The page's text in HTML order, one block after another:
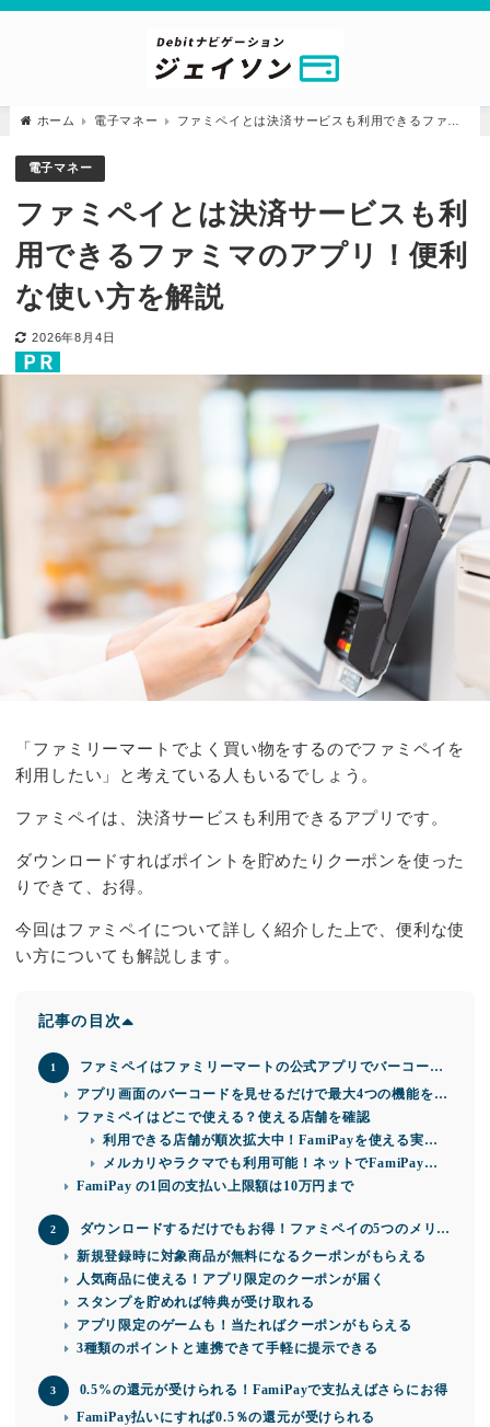
ホーム 電子マネー
ファミペイとは決済サービスも利用できるファミ
電子マネー
ファミペイとは決済サービスも利
用できるファミマのアプリ！便利
な使い方を解説
2026年8月4日
「ファミリーマートでよく買い物をするのでファミペイを
利用したい」と考えている人もいるでしょう。
ファミペイは、決済サービスも利用できるアプリです。
ダウンロードすればポイントを貯めたりクーポンを使った
りできて、お得。
今回はファミペイについて詳しく紹介した上で、便利な使
い方についても解説します。
記事の目次
ファミペイはファミリーマートの公式アプリでバーコード
決済にも対応！スタンプ貯めてクーポンも使えるからお得
アプリ画面のバーコードを見せるだけで最大4つの機能を利
用できる
ファミペイはどこで使える？使える店舗を確認
利用できる店舗が順次拡大中！FamiPayを使える実店
舗メルカリやラクマでも利用可能！ネットでFamiPayを
使える店舗
FamiPay の1回の支払い上限額は10万円まで
ダウンロードするだけでもお得！ファミペイの5つのメリッ
新規登録時に対象商品が無料になるクーポンがもらえる
人気商品に使える！アプリ限定のクーポンが届く
スタンプを貯めれば特典が受け取れる
アプリ限定のゲームも！当たればクーポンがもらえる
3種類のポイントと連携できて手軽に提示できる
0.5%の還元が受けられる！FamiPayで支払えばさらにお得
FamiPay払いにすれば0.5％の還元が受けられる